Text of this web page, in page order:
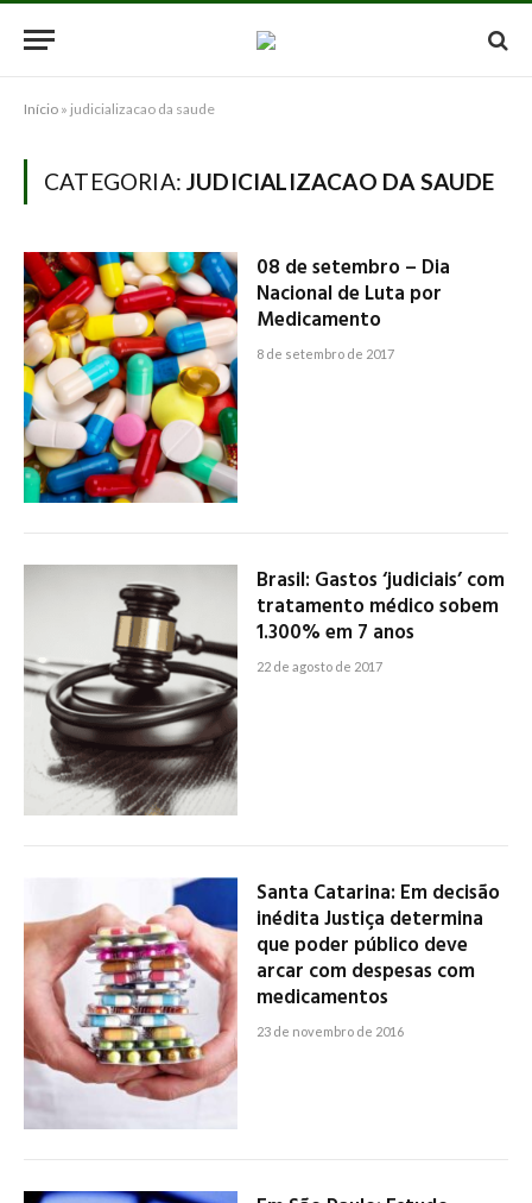
Início » judicializacao da saude
CATEGORIA:JUDICIALIZACAO DA SAUDE
08 de setembro – Dia
Nacional de Luta por
Medicamento
8 de setembro de 2017
Brasil: Gastos ‘judiciais’ com
tratamento médico sobem
1.300% em 7 anos
22 de agosto de 2017
Santa Catarina: Em decisão
inédita Justiça determina
que poder público deve
arcar com despesas com
medicamentos
23 de novembro de 2016